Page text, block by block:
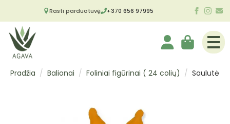
Rasti parduotuvę +370 656 97995
Pradžia Balionai Foliniai figūrinai ( 24 colių) Saulutė